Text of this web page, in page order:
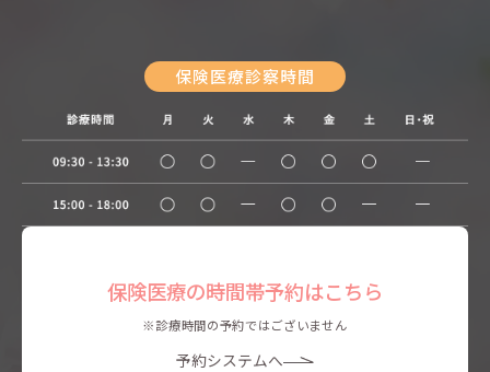
保険医療診察時間
保険医療の時間帯予約はこちら
※診療時間の予約ではございません
予約システムへ